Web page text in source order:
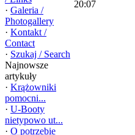
· Galeria /
Photogallery
· Kontakt /
Contact
· Szukaj / Search
Najnowsze
artykuły
· Krążowniki
pomocni...
· U-Booty
nietypowo ut...
· O potrzebie
20:07